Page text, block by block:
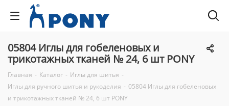
05804 Иглы для гобеленовых и
трикотажных тканей № 24, 6 шт PONY
Главная - Каталог - Иглы для шитья -
Иглы для ручного шитья и рукоделия - 05804 Иглы для гобеленовых
и трикотажных тканей № 24, 6 шт PONY